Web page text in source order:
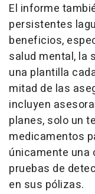
El informe
persistentes
beneficios,
salud mental, la
una plantilla
mitad de las
incluyen
planes, solo un
medicamentos
únicamente una
pruebas de
en sus pólizas.